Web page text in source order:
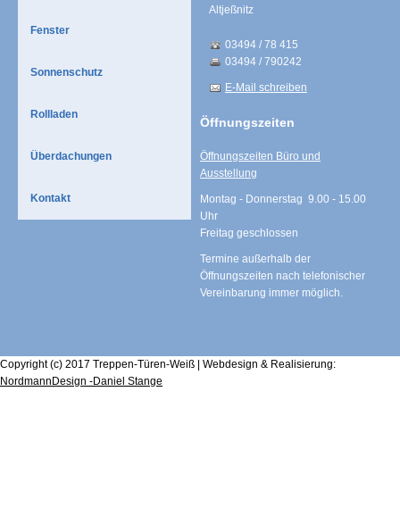
Fenster
Sonnenschutz
Rollladen
Überdachungen
Kontakt
Altjeßnitz
03494 / 78 415
03494 / 790242
E-Mail schreiben
Öffnungszeiten
Öffnungszeiten Büro und
Ausstellung
Montag - Donnerstag 9.00 - 15.00
Uhr
Freitag geschlossen
Termine außerhalb der
Öffnungszeiten nach telefonischer
Vereinbarung immer möglich.
Copyright (c) 2017 Treppen-Türen-Weiß | Webdesign & Realisierung:
NordmannDesign -Daniel Stange